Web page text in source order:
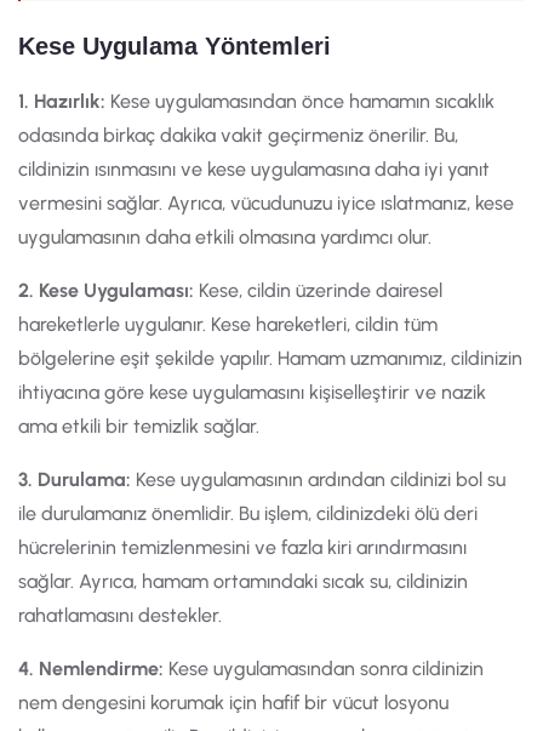
Kese Uygulama Yöntemleri
1. Hazırlık: Kese uygulamasından önce hamamın sıcaklık
odasında birkaç dakika vakit geçirmeniz önerilir. Bu,
cildinizin ısınmasını ve kese uygulamasına daha iyi yanıt
vermesini sağlar. Ayrıca, vücudunuzu iyice ıslatmanız, kese
uygulamasının daha etkili olmasına yardımcı olur.
2. Kese Uygulaması: Kese, cildin üzerinde dairesel
hareketlerle uygulanır. Kese hareketleri, cildin tüm
bölgelerine eşit şekilde yapılır. Hamam uzmanımız, cildinizin
ihtiyacına göre kese uygulamasını kişiselleştirir ve nazik
ama etkili bir temizlik sağlar.
3. Durulama: Kese uygulamasının ardından cildinizi bol su
ile durulamanız önemlidir. Bu işlem, cildinizdeki ölü deri
hücrelerinin temizlenmesini ve fazla kiri arındırmasını
sağlar. Ayrıca, hamam ortamındaki sıcak su, cildinizin
rahatlamasını destekler.
4. Nemlendirme: Kese uygulamasından sonra cildinizin
nem dengesini korumak için hafif bir vücut losyonu